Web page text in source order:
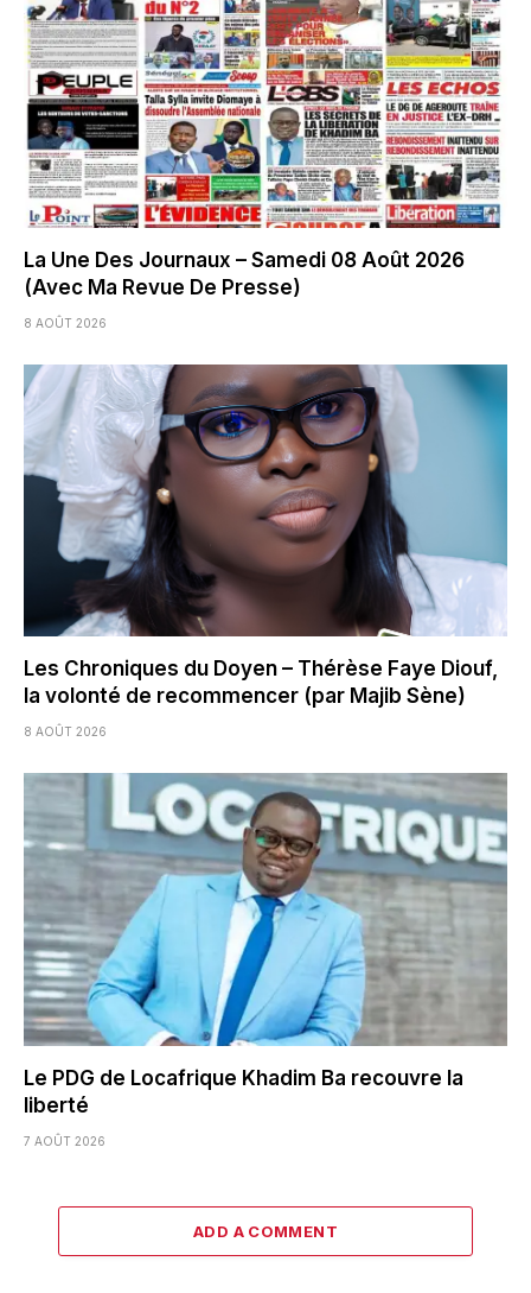
La Une Des Journaux – Samedi 08 Août 2026
(Avec Ma Revue De Presse)
8 AOÛT 2026
Les Chroniques du Doyen – Thérèse Faye Diouf,
la volonté de recommencer (par Majib Sène)
8 AOÛT 2026
Le PDG de Locafrique Khadim Ba recouvre la
liberté
7 AOÛT 2026
ADD A COMMENT